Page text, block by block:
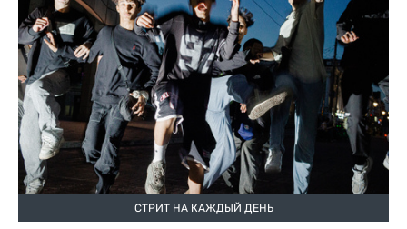
СТРИТ НА КАЖДЫЙ ДЕНЬ